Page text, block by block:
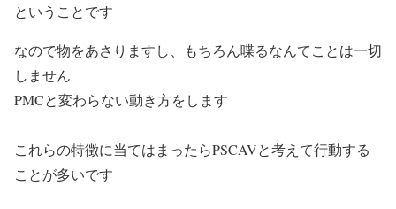
ということです
なので物をあさりますし、もちろん喋るなんてことは一切
しません
PMCと変わらない動き方をします
これらの特徴に当てはまったらPSCAVと考えて行動する
ことが多いです